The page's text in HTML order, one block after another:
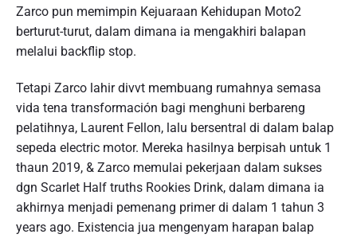
Zarco pun memimpin Kejuaraan Kehidupan Moto2
berturut-turut, dalam dimana ia mengakhiri balapan
melalui backflip stop.
Tetapi Zarco lahir divvt membuang rumahnya semasa
vida tena transformación bagi menghuni berbareng
pelatihnya, Laurent Fellon, lalu bersentral di dalam balap
sepeda electric motor. Mereka hasilnya berpisah untuk 1
thaun 2019, & Zarco memulai pekerjaan dalam sukses
dgn Scarlet Half truths Rookies Drink, dalam dimana ia
akhirnya menjadi pemenang primer di dalam 1 tahun 3
years ago. Existencia jua mengenyam harapan balap